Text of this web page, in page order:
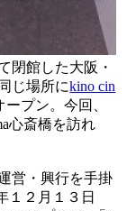
閉館した大阪・
じ場所にkino cin
プン。今回、
心斎橋を訪れ
営・興行を手掛
１２月１３日